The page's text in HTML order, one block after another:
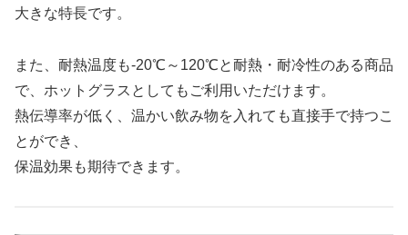
大きな特長です。
また、耐熱温度も-20℃～120℃と耐熱・耐冷性のある商品
で、ホットグラスとしてもご利用いただけます。
熱伝導率が低く、温かい飲み物を入れても直接手で持つこ
とができ、
保温効果も期待できます。